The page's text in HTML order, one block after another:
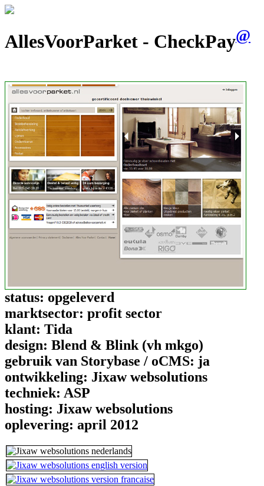
AllesVoorParket - CheckPay@
status: opgeleverd
marktsector: profit sector
klant: Tida
design: Blend & Blink (vh mkgo)
gebruik van Storybase / oCMS: ja
ontwikkeling: Jixaw websolutions
techniek: ASP
hosting: Jixaw websolutions
oplevering: april 2012